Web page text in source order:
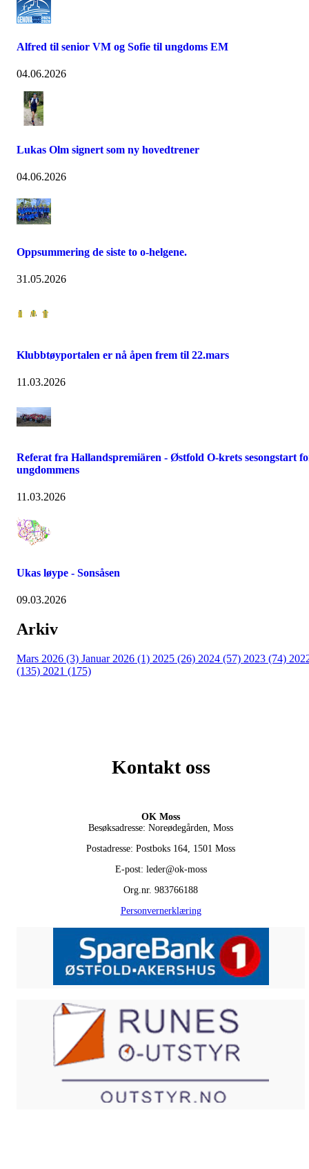
Alfred til senior VM og Sofie til ungdoms EM
04.06.2026
Lukas Olm signert som ny hovedtrener
04.06.2026
Oppsummering de siste to o-helgene.
31.05.2026
Klubbtøyportalen er nå åpen frem til 22.mars
11.03.2026
Referat fra Hallandspremiären - Østfold O-krets sesongstart
ungdommens
11.03.2026
Ukas løype - Sonsåsen
09.03.2026
Arkiv
Mars 2026 (3) Januar 2026 (1) 2025 (26) 2024 (57) 2023 (74)
(135) 2021 (175)
Kontakt oss
OK Moss
Besøksadresse: Noreødegården, Moss
Postadresse: Postboks 164, 1501 Moss
E-post: leder@ok-moss
Org.nr. 983766188
Personvernerklæring